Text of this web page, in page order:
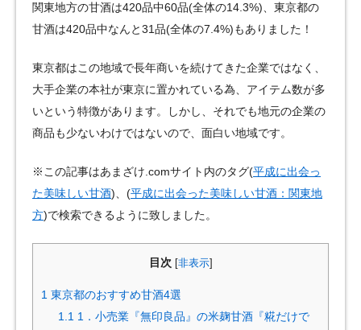
関東地方の甘酒は420品中60品(全体の14.3%)、東京都の
甘酒は420品中なんと31品(全体の7.4%)もありました！
東京都はこの地域で長年商いを続けてきた企業ではなく、
大手企業の本社が東京に置かれている為、アイテム数が多
いという特徴があります。しかし、それでも地元の企業の
商品も少ないわけではないので、面白い地域です。
※この記事はあまざけ.comサイト内のタグ(平成に出会っ
た美味しい甘酒)、(平成に出会った美味しい甘酒：関東地
方)で検索できるように致しました。
目次 非表示]
1 東京都のおすすめ甘酒4選
1.1 1．小売業『無印良品』の米麹甘酒『糀だけで